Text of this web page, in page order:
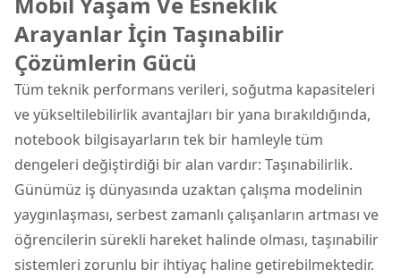
Arayanlar İçin Taşınabilir
Çözümlerin Gücü
Tüm teknik performans verileri, soğutma kapasiteleri
ve yükseltilebilirlik avantajları bir yana bırakıldığında,
notebook bilgisayarların tek bir hamleyle tüm
dengeleri değiştirdiği bir alan vardır: Taşınabilirlik.
Günümüz iş dünyasında uzaktan çalışma modelinin
yaygınlaşması, serbest zamanlı çalışanların artması ve
öğrencilerin sürekli hareket halinde olması, taşınabilir
sistemleri zorunlu bir ihtiyaç haline getirebilmektedir.